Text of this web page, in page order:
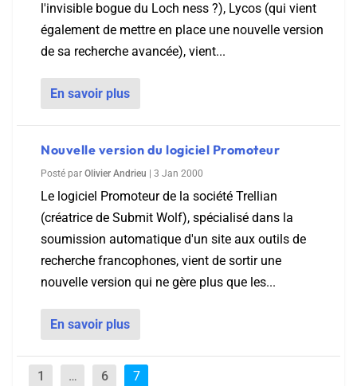
l'invisible bogue du Loch ness ?), Lycos (qui vient
également de mettre en place une nouvelle version
de sa recherche avancée), vient...
En savoir plus
Nouvelle version du logiciel Promoteur
Posté par Olivier Andrieu 3 Jan 2000
Le logiciel Promoteur de la société Trellian
(créatrice de Submit Wolf), spécialisé dans la
soumission automatique d'un site aux outils de
recherche francophones, vient de sortir une
nouvelle version qui ne gère plus que les...
En savoir plus
1 … 6 7